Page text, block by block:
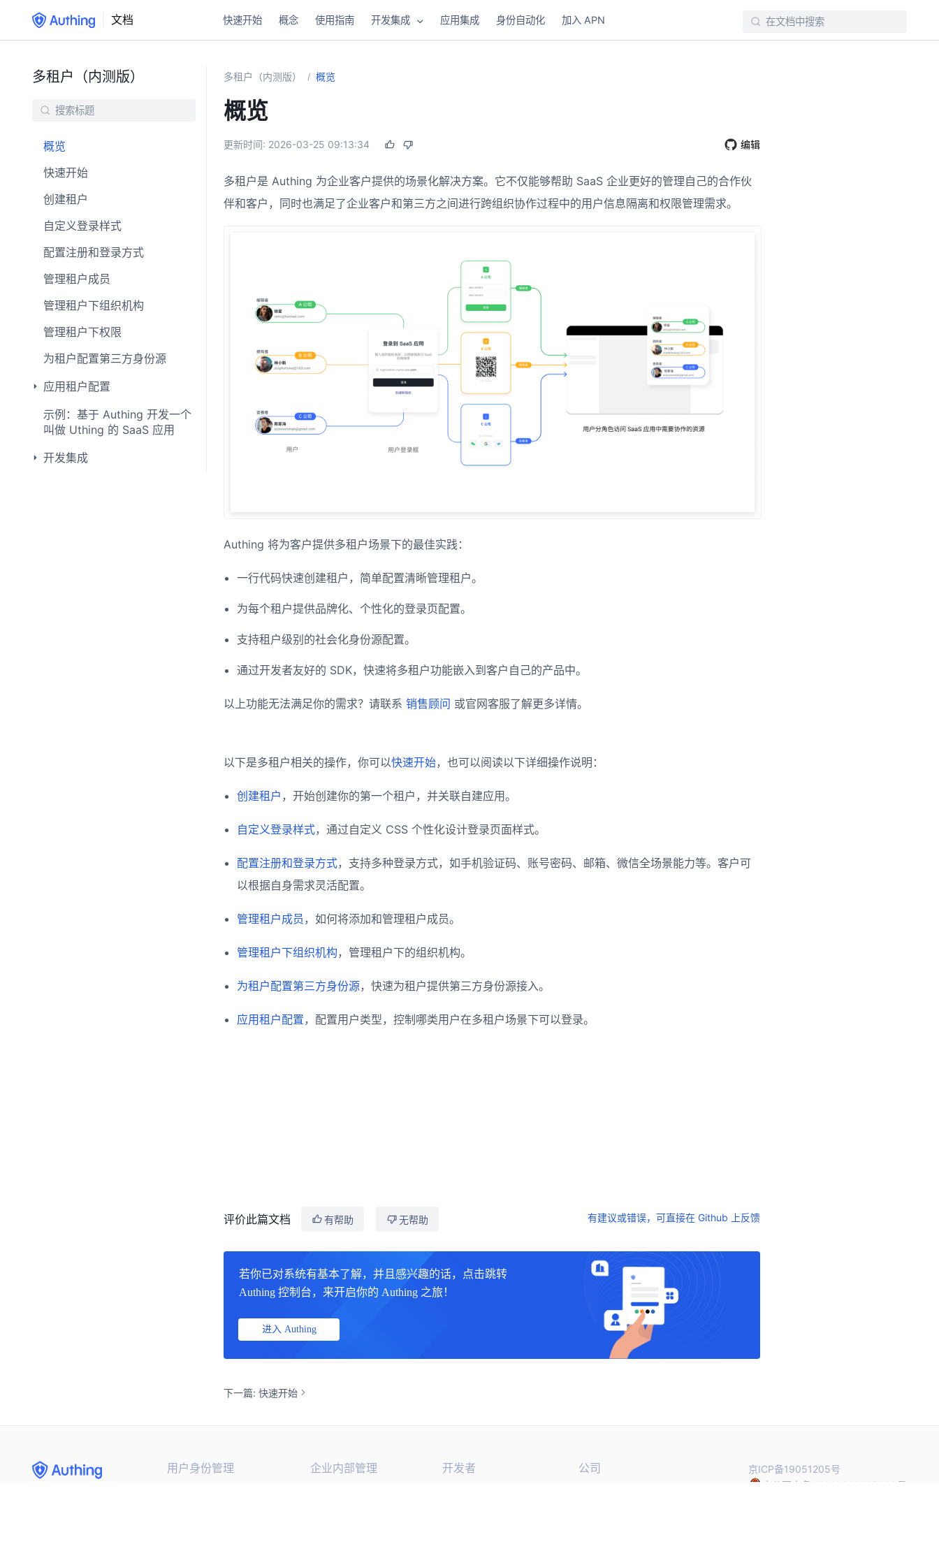
文档 快速开始 概念 使用指南 开发集成 应用集成 身份自动化 加入 APN
多租户（内测版）
概览
快速开始
创建租户
自定义登录样式
配置注册和登录方式
管理租户成员
管理租户下组织机构
管理租户下权限
为租户配置第三方身份源
应用租户配置
示例：基于 Authing 开发一个
叫做 Uthing 的 SaaS 应用
开发集成
多租户（内测版） / 概览
概览
更新时间: 2026-03-25 09:13:34 编辑
多租户是 Authing 为企业客户提供的场景化解决方案。它不仅能够帮助 SaaS 企业更好的管理自己的合作伙
伴和客户，同时也满足了企业客户和第三方之间进行跨组织协作过程中的用户信息隔离和权限管理需求。
Authing 将为客户提供多租户场景下的最佳实践：
一行代码快速创建租户，简单配置清晰管理租户。
为每个租户提供品牌化、个性化的登录页配置。
支持租户级别的社会化身份源配置。
通过开发者友好的 SDK，快速将多租户功能嵌入到客户自己的产品中。
以上功能无法满足你的需求？请联系 销售顾问 或官网客服了解更多详情。
以下是多租户相关的操作，你可以快速开始，也可以阅读以下详细操作说明：
创建租户 ，开始创建你的第一个租户，并关联自建应用。
自定义登录样式，通过自定义 CSS 个性化设计登录页面样式。
配置注册和登录方式，支持多种登录方式，如手机验证码、账号密码、邮箱、微信全场景能力等。客户可
以根据自身需求灵活配置。
管理租户成员 ，如何将添加和管理租户成员。
管理租户下组织机构，管理租户下的组织机构。
为租户配置第三方身份源，快速为租户提供第三方身份源接入。
应用租户配置，配置用户类型，控制哪类用户在多租户场景下可以登录。
评价此篇文档 有帮助 无帮助 有建议或错误，可直接在 Github 上反馈
若你已对系统有基本了解，并且感兴趣的话，点击跳转
Authing 控制台，来开启你的 Authing 之旅！
进入 Authing
下一篇: 快速开始
用户身份管理 企业内部管理 开发者 公司
京ICP备19051205号
京公网安备 11010802035968号